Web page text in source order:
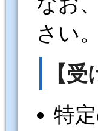
さい。
【
特